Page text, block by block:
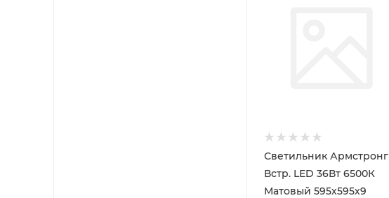
Светильник Армстронг
Встр. LED 36Вт 6500К
Матовый 595х595х9